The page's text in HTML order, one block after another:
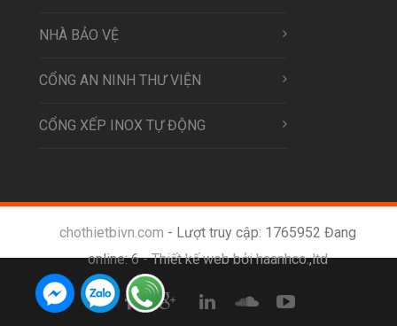
NHÀ BẢO VỆ
CỔNG AN NINH THƯ VIỆN
CỔNG XẾP INOX TỰ ĐỘNG
chothietbivn.com - Lượt truy cập: 1765952 Đang
online: 6 -Thiết kế web bởi haanhco.,ltd